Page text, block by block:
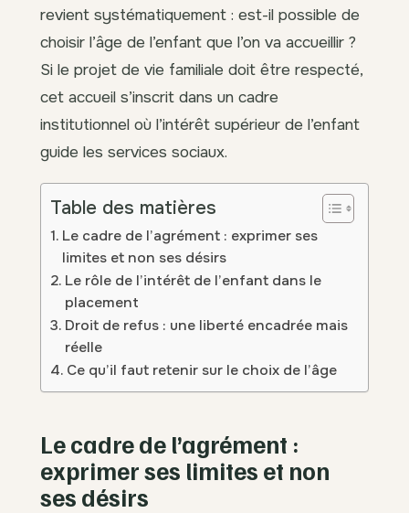
revient systématiquement : est-il possible de
choisir l’âge de l’enfant que l’on va accueillir ?
Si le projet de vie familiale doit être respecté,
cet accueil s’inscrit dans un cadre
institutionnel où l’intérêt supérieur de l’enfant
guide les services sociaux.
Table des matières
Le cadre de l’agrément : exprimer ses
limites et non ses désirs
Le rôle de l’intérêt de l’enfant dans le
placement
Droit de refus : une liberté encadrée mais
réelle
Ce qu’il faut retenir sur le choix de l’âge
Le cadre de l’agrément :
exprimer ses limites et non
ses désirs